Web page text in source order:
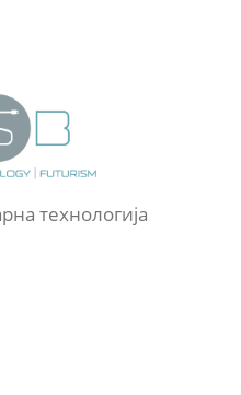
технологија